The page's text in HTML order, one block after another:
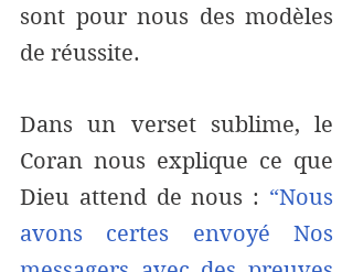
sont pour nous des modèles
de réussite.
Dans un verset sublime, le
Coran nous explique ce que
Dieu attend de nous : “Nous
avons certes envoyé Nos